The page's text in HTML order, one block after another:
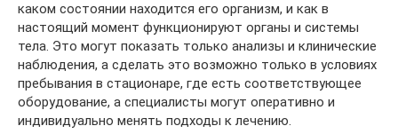
каком состоянии находится его организм, и как в
настоящий момент функционируют органы и системы
тела. Это могут показать только анализы и клинические
наблюдения, а сделать это возможно только в условиях
пребывания в стационаре, где есть соответствующее
оборудование, а специалисты могут оперативно и
индивидуально менять подходы к лечению.